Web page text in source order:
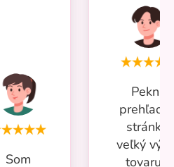
Som
Pekná
stránka,
veľký
tovaru v